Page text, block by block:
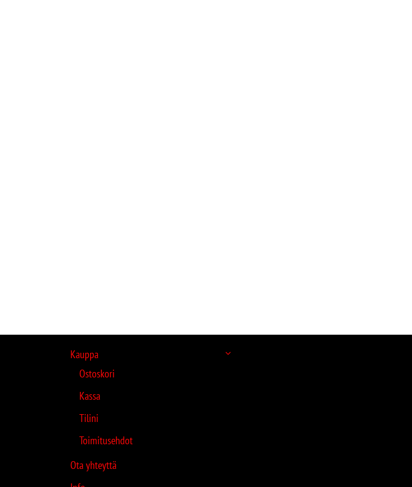
Kauppa
Ostoskori
Kassa
Tilini
Toimitusehdot
Ota yhteyttä